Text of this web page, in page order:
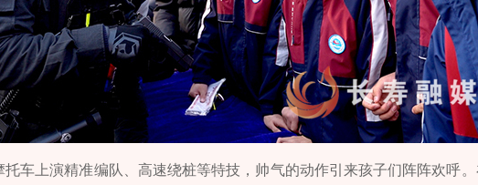
车上演精准编队、高速绕桩等特技，帅气的动作引来孩子们阵阵欢呼